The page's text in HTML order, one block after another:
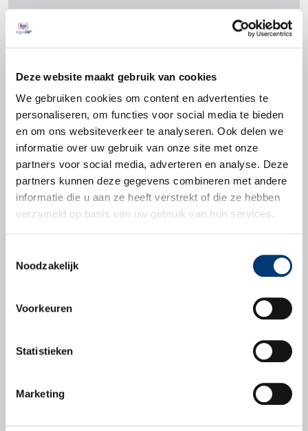
Deze website maakt gebruik van cookies
We gebruiken cookies om content en advertenties te
personaliseren, om functies voor social media te bieden
en om ons websiteverkeer te analyseren. Ook delen we
informatie over uw gebruik van onze site met onze
partners voor social media, adverteren en analyse. Deze
partners kunnen deze gegevens combineren met andere
informatie die u aan ze heeft verstrekt of die ze hebben
verzameld op basis van uw gebruik van hun services.
Noodzakelijk
Voorkeuren
Statistieken
Marketing
Productspecificaties
Productbladen